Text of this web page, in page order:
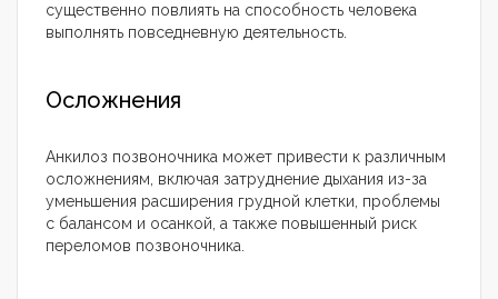
существенно повлиять на способность человека
выполнять повседневную деятельность.
Осложнения
Анкилоз позвоночника может привести к различным
осложнениям, включая затруднение дыхания из-за
уменьшения расширения грудной клетки, проблемы
с балансом и осанкой, а также повышенный риск
переломов позвоночника.